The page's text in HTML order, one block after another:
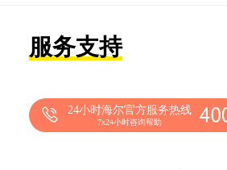
服务支持
24小时海尔官方服务热线
7x24小时咨询帮助